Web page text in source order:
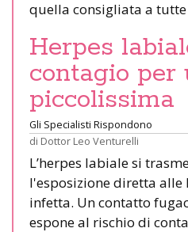
quella consigliata a
Herpes
contagio per
piccolissima
Gli Specialisti Rispondono
di Dottor Leo Venturelli
L’herpes labiale si
l'esposizione diretta alle
infetta. Un contatto
espone al rischio di